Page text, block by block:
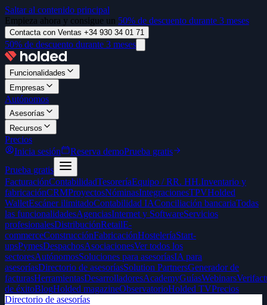
Saltar al contenido principal
Empieza ahora y consigue un 50% de descuento durante 3 meses
Contacta con Ventas +34 930 34 01 71
50% de descuento durante 3 meses
Funcionalidades
Empresas
Autónomos
Asesorías
Recursos
Precios
Inicia sesión
Reserva demoPrueba gratis
Prueba gratis
FacturaciónContabilidadTesoreríaEquipo / RR. HH.Inventario y
fabricaciónCRMProyectosNóminasIntegracionesTPVHolded
WalletEscáner ilimitadoContabilidad IAConciliación bancariaTodas
las funcionalidadesAgenciasInternet y SoftwareServicios
profesionalesDistribuciónRetailE-
commerceConstrucciónFabricaciónHosteleríaStart-
upsPymesDespachosAsociacionesVer todos los
sectoresAutónomosSoluciones para asesoríasIA para
asesoríasDirectorio de asesoríasSolution PartnersGenerador de
facturasHerramientasDesarrolladoresAcademyGuíasWebinars
de éxitoBlogHolded magazineObservatorioHolded TVPrecios
Directorio de asesorías